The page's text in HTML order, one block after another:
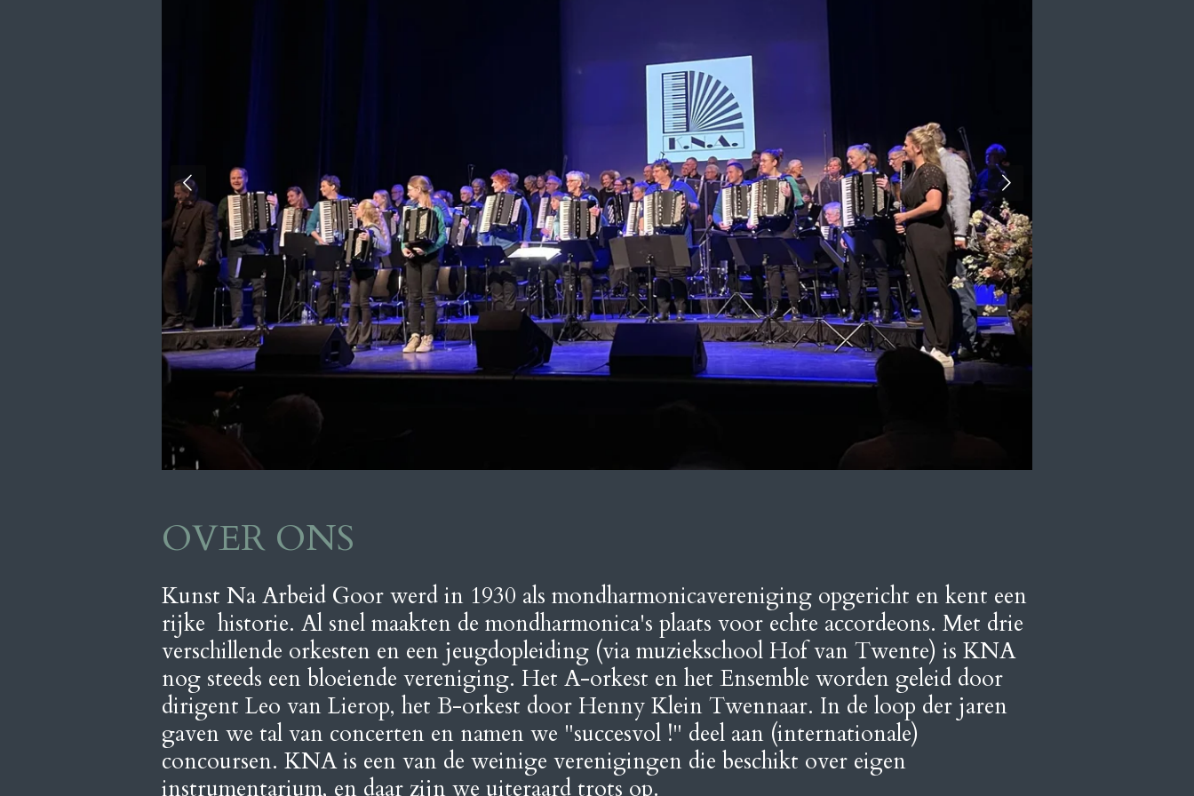
OVER ONS
Kunst Na Arbeid Goor werd in 1930 als mondharmonicavereniging opgericht en kent een
rijke historie. Al snel maakten de mondharmonica's plaats voor echte accordeons. Met drie
verschillende orkesten en een jeugdopleiding (via muziekschool Hof van Twente) is KNA
nog steeds een bloeiende vereniging. Het A-orkest en het Ensemble worden geleid door
dirigent Leo van Lierop, het B-orkest door Henny Klein Twennaar. In de loop der jaren
gaven we tal van concerten en namen we "succesvol !" deel aan (internationale)
concoursen. KNA is een van de weinige verenigingen die beschikt over eigen
instrumentarium, en daar zijn we uiteraard trots op.